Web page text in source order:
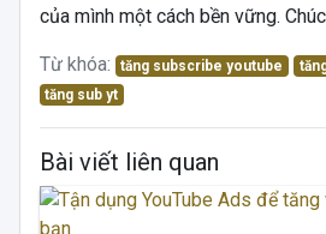
của mình một cách bền vững.
Từ khóa: tăng subscribe youtube
tăng sub yt
Bài viết liên quan